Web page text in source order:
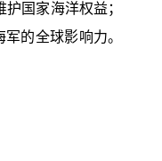
国家海洋权益；
的全球影响力。